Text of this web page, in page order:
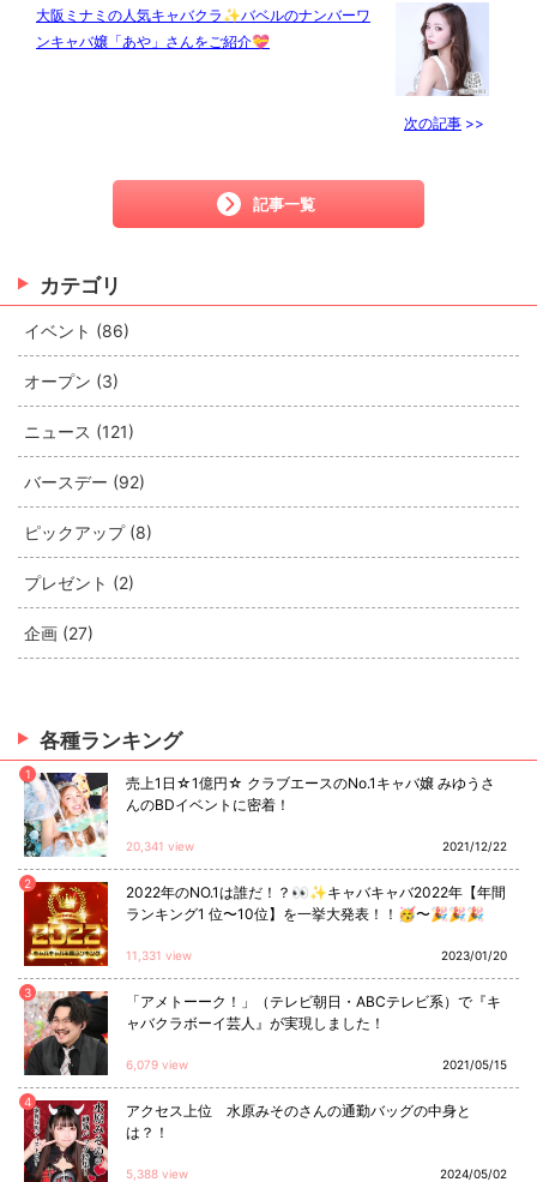
次の記事 >>
大阪ミナミの人気キャバクラ✨バベルのナンバーワ
ンキャバ嬢「あや」さんをご紹介💝
記事一覧
カテゴリ
イベント (86)
オープン (3)
ニュース (121)
バースデー (92)
ピックアップ (8)
プレゼント (2)
企画 (27)
各種ランキング
1
売上1日☆1億円☆ クラブエースのNo.1キャバ嬢 みゆうさ
んのBDイベントに密着！
20,341 view 2021/12/22
2
2022年のNO.1は誰だ！？👀✨キャバキャバ2022年【年間
ランキング1 位〜10位】を一挙大発表！！🥳〜🎉🎉🎉
11,331 view 2023/01/20
3
「アメトーーク！」（テレビ朝日・ABCテレビ系）で『キ
ャバクラボーイ芸人』が実現しました！
6,079 view 2021/05/15
4
アクセス上位 水原みそのさんの通勤バッグの中身と
は？！
5,388 view 2024/05/02